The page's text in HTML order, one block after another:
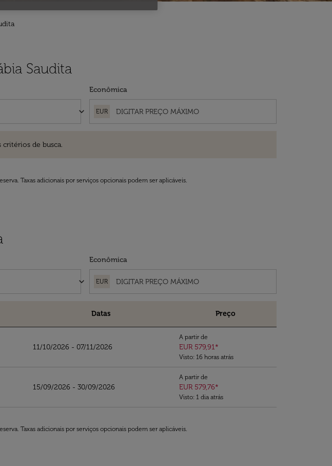
Saudita
keyboard_arrow_down
Econômica
EUR
de busca.
Taxas adicionais por serviços opcionais podem ser aplicáveis.
keyboard_arrow_down
Econômica
EUR
Datas Preço
11/10/2026 - 07/11/2026
A partir de
EUR 579,91*
Visto: 16 horas atrás
15/09/2026 - 30/09/2026
A partir de
EUR 579,76*
Visto: 1 dia atrás
Taxas adicionais por serviços opcionais podem ser aplicáveis.